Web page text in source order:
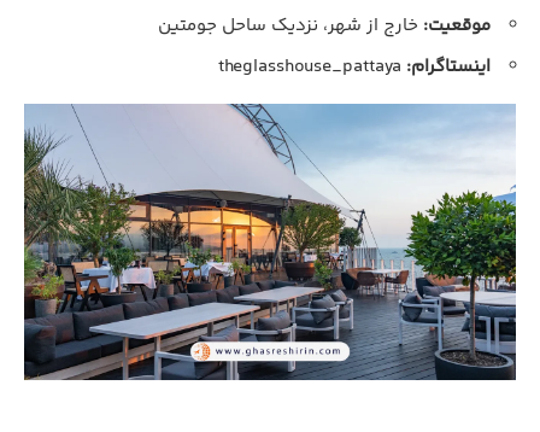
موقعیت: خارج از شهر، نزدیک ساحل جومتین
اینستاگرام: